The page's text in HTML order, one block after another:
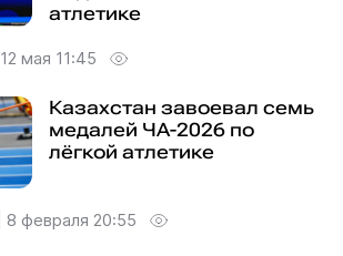
атлетике
12 мая 11:45
Казахстан завоевал семь
медалей ЧА-2026 по
лёгкой атлетике
8 февраля 20:55